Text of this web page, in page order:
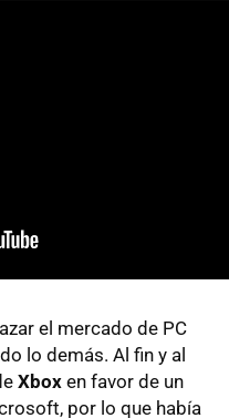
el mercado de PC
lo demás. Al fin y al
Xbox en favor de un
por lo que había